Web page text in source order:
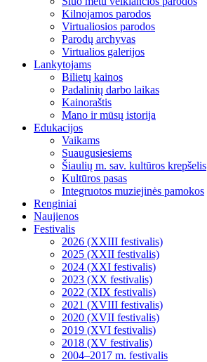
Kilnojamos parodos
Virtualiosios parodos
Parodų archyvas
Virtualios galerijos
Lankytojams
Bilietų kainos
Padalinių darbo laikas
Kainoraštis
Mano ir mūsų istorija
Edukacijos
Vaikams
Suaugusiesiems
Šiaulių m. sav. kultūros krepšelis
Kultūros pasas
Integruotos muziejinės pamokos
Renginiai
Naujienos
Festivalis
2026 (XXIII festivalis)
2025 (XXII festivalis)
2024 (XXI festivalis)
2023 (XX festivalis)
2022 (XIX festivalis)
2021 (XVIII festivalis)
2020 (XVII festivalis)
2019 (XVI festivalis)
2018 (XV festivalis)
2004–2017 m. festivalis